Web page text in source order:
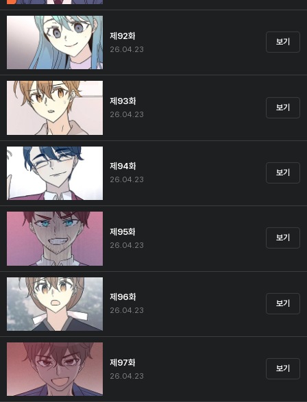
제92화
26.04.23
보기
제93화
26.04.23
보기
제94화
26.04.23
보기
제95화
26.04.23
보기
제96화
26.04.23
보기
제97화
26.04.23
보기